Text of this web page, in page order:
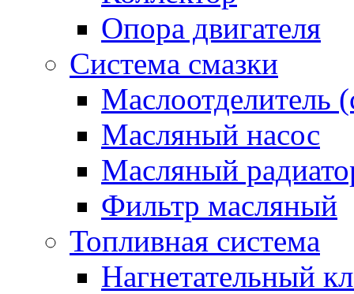
Опора двигателя
Система смазки
Маслоотделитель
Масляный насос
Масляный
Фильтр масляный
Топливная система
Нагнетательный